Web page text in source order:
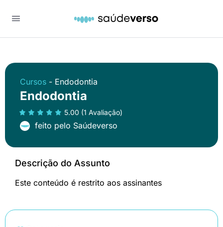
Cursos - Endodontia
Endodontia
5.00 (1 Avaliação)
feito pelo Saúdeverso
Descrição do Assunto
Este conteúdo é restrito aos assinantes